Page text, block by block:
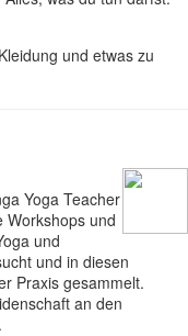
und etwas zu
Yoga Teacher
Workshops und
und
und in diesen
Praxis gesammelt.
an den